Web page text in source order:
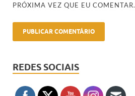
PRÓXIMA VEZ QUE EU COMENTAR.
REDES SOCIAIS